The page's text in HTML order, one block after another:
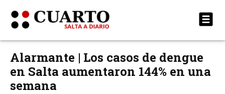
Alarmante | Los casos de dengue
en Salta aumentaron 144% en una
semana